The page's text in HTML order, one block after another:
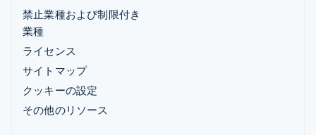
禁止業種および制限付き
業種
ライセンス
サイトマップ
クッキーの設定
その他のリソース